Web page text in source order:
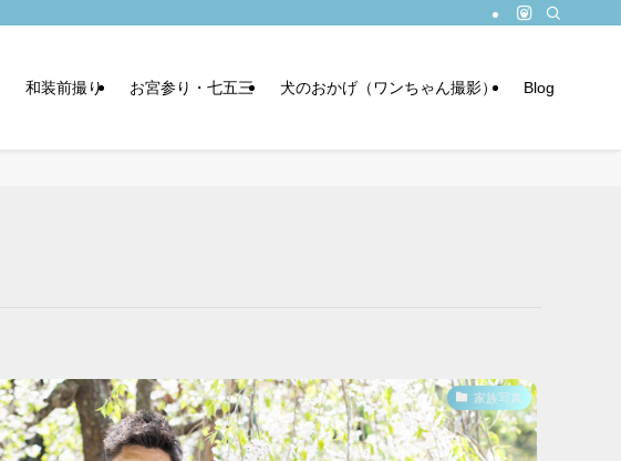
和装前撮り お宮参り・七五三 犬のおかげ（ワンちゃん撮影） Blog
家族写真